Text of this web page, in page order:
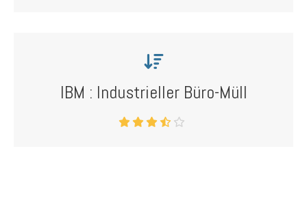
IBM : Industrieller Büro-Müll